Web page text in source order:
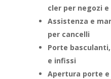
cler per negozi
Assistenza e
per cancelli
Porte
e infissi
Apertura porte